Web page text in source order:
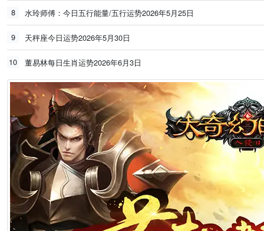
8 水玲师傅：今日五行能量/五行运势2026年5月25日
9 天秤座今日运势2026年5月30日
10 董易林每日生肖运势2026年6月3日